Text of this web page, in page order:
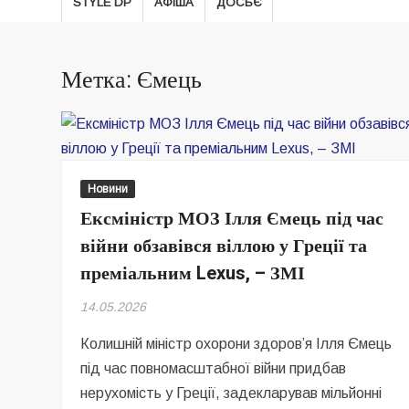
Метка: Ємець
Новини
Ексміністр МОЗ Ілля Ємець під час
війни обзавівся віллою у Греції та
преміальним Lexus, – ЗМІ
14.05.2026
Колишній міністр охорони здоров’я Ілля Ємець
під час повномасштабної війни придбав
нерухомість у Греції, задекларував мільйонні